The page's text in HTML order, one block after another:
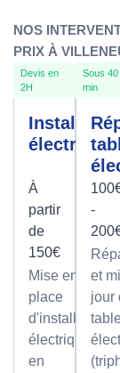
NOS
PRIX À
Devis en
2H
électrique
À
partir
de
150€
Mise en
place
d'installations
électriques
en
Sous 40
min
-
et
jour